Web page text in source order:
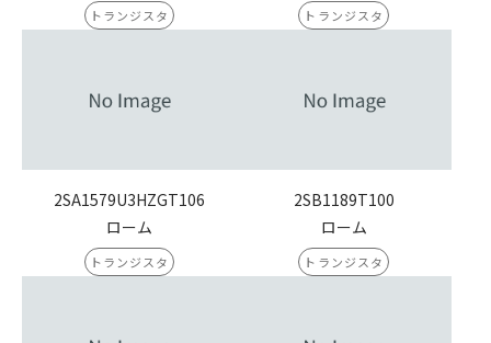
トランジスタ トランジスタ
2SA1579U3HZGT106
ローム
トランジスタ
2SB1189T100
ローム
トランジスタ